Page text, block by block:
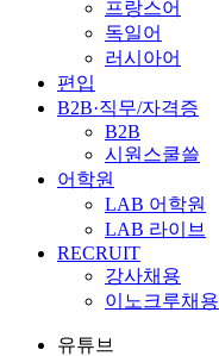
프랑스어
독일어
러시아어
편입
B2B·직무/자격증
B2B
시원스쿨쓸
어학원
LAB 어학원
LAB 라이브
RECRUIT
강사채용
이노크루채용
유튜브